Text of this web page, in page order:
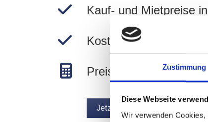
Zustimmung
Diese Webseite
Wir verwenden
Kauf- und Mietpreise
Kostenlos und
Preise in München
Jetzt Wert ermitteln